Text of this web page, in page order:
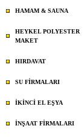
HAMAM & SAUNA
HEYKEL POLYESTER
MAKET
HIRDAVAT
SU FİRMALARI
İKİNCİ EL EŞYA
İNŞAAT FİRMALARI